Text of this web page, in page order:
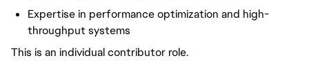
Expertise in performance optimization and high-
throughput systems
This is an individual contributor role.